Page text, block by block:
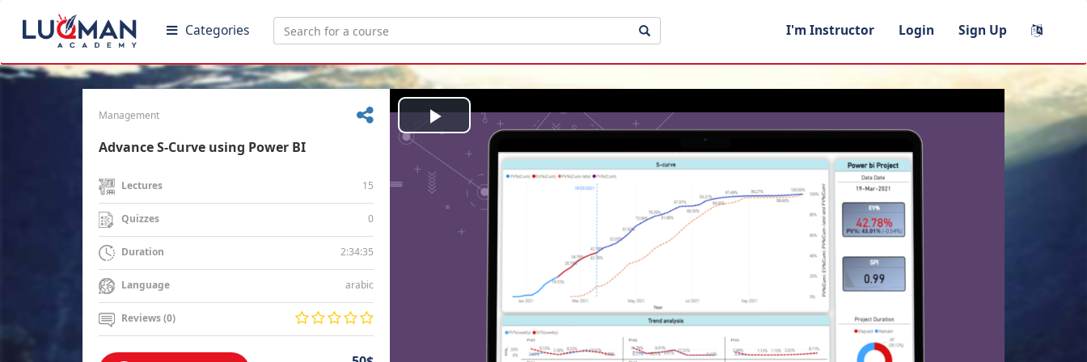
Categories I'm Instructor Login Sign Up
Management
Advance S-Curve using Power BI
Lectures 15
Quizzes 0
Duration 2:34:35
Language arabic
Reviews (0)
Play
Video